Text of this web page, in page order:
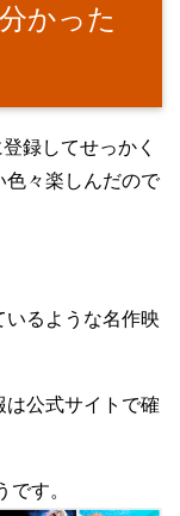
かった
録してせっかく
色々楽しんだので
いるような名作映
は公式サイトで確
す。